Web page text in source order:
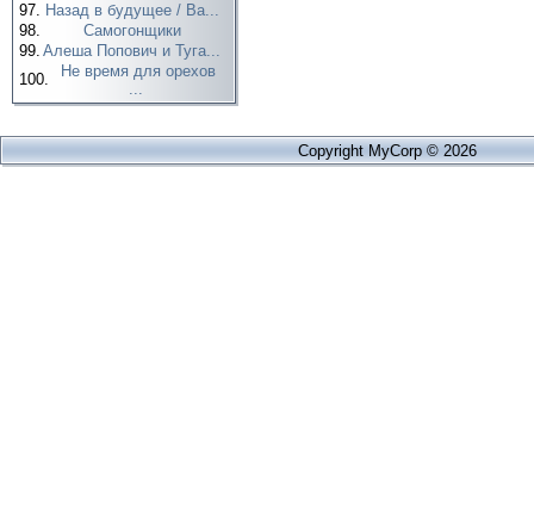
97. Назад в будущее / Ba...
98.
Самогонщики
99. Алеша Попович и Туга...
100.
Не время для орехов
...
Copyright MyCorp © 2026